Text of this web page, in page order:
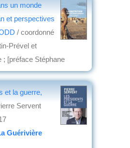
un monde
et perspectives
/ coordonné
Prével et
; [préface Stéphane
et la guerre,
Servent
Guérivière